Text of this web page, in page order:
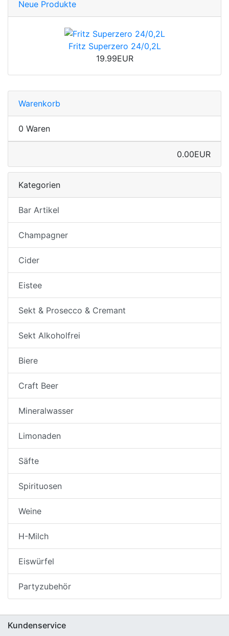
Neue Produkte
Fritz Superzero 24/0,2L
19.99EUR
Warenkorb
0 Waren
0.00EUR
Kategorien
Bar Artikel
Champagner
Cider
Eistee
Sekt & Prosecco & Cremant
Sekt Alkoholfrei
Biere
Craft Beer
Mineralwasser
Limonaden
Säfte
Spirituosen
Weine
H-Milch
Eiswürfel
Partyzubehör
Kundenservice